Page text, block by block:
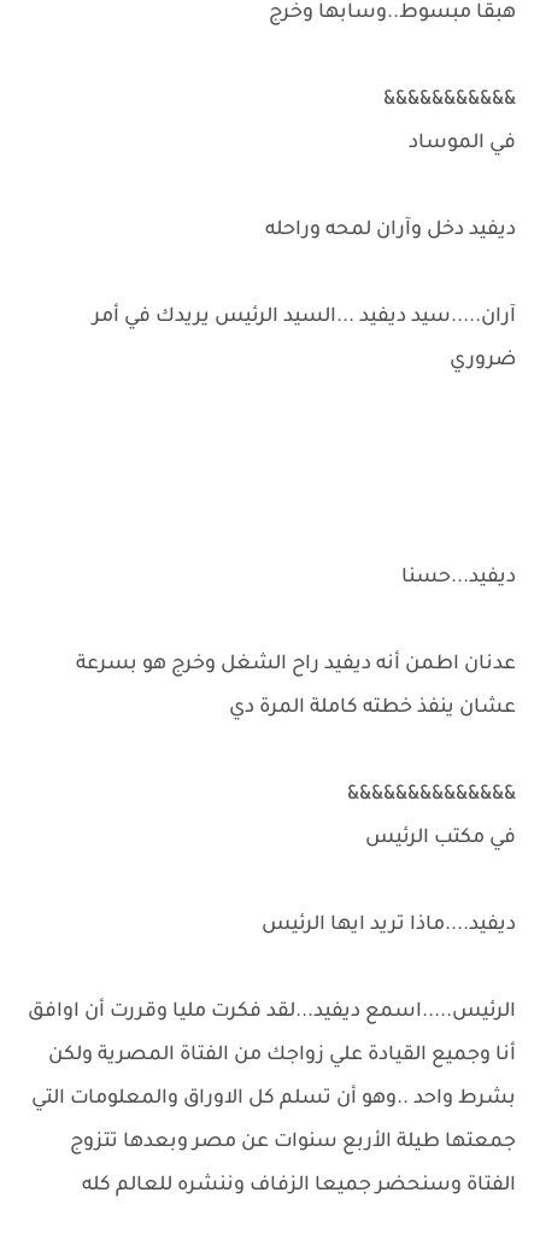
هبقا مبسوط..وسابها وخرج
&&&&&&&&&&&
في الموساد
ديفيد دخل وآران لمحه وراحله
آران.....سيد ديفيد ...السيد الرئيس يريدك في أمر
ضروري
ديفيد...حسنا
عدنان اطمن أنه ديفيد راح الشغل وخرج هو بسرعة
عشان ينفذ خطته كاملة المرة دي
&&&&&&&&&&&&&&
في مكتب الرئيس
ديفيد....ماذا تريد ايها الرئيس
الرئيس.....اسمع ديفيد...لقد فكرت مليا وقررت أن اوافق
أنا وجميع القيادة علي زواجك من الفتاة المصرية ولكن
بشرط واحد ..وهو أن تسلم كل الاوراق والمعلومات التي
جمعتها طيلة الأربع سنوات عن مصر وبعدها تتزوج
الفتاة وسنحضر جميعا الزفاف وننشره للعالم كله